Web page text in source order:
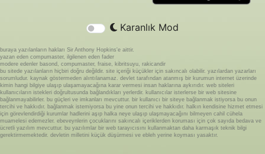
Karanlık Mod
buraya yazılanların hakları Sir Anthony Hopkins'e aittir.
yazan eden compumaster, ilgilenen eden fader
modere edenler basond, compumaster, fraise, kibritsuyu, rakicandir
bu sitede yazılanların hiçbiri doğru değildir. site içeriği küçükler için sakıncalı olabilir. yazılardan yazarları
sorumludur. kaynak göstermeden alıntılanamaz. devlet tarafından atanmış bir kurumun internet üzerinde
kimin hangi bilgiye ulaşıp ulaşamayacağına karar vermesi insan haklarına aykırıdır. web siteleri
kullanıcıların istekleri doğrultusunda bağlandıkları yerlerdir. kullanıcılar isterlerse bir web sitesine
bağlanmayabilirler. bu güçleri ve imkanları mevcuttur. bir kullanıcı bir siteye bağlanmak istiyorsa bu onun
tercihi ve hakkıdır. bağlanmak istemiyorsa bu yine onun tercihi ve hakkıdır. halkın kendisine hizmet etmesi
için görevlendirdiği kurumlar hadlerini aşıp halka neye ulaşıp ulaşmayacağını bilmeyen cahil cühela
muamelesi edemezler. ebeveynlerin çocuklarını sakıncalı içeriklerden koruması için çok sayıda bedava ve
ücretli yazılım mevcuttur. bu yazılımlar bir web tarayıcısını kullanmaktan daha karmaşık teknik bilgi
gerektirmemektedir. devletin milletini küçük düşürmesi ve ebleh yerine koyması yasaktır.